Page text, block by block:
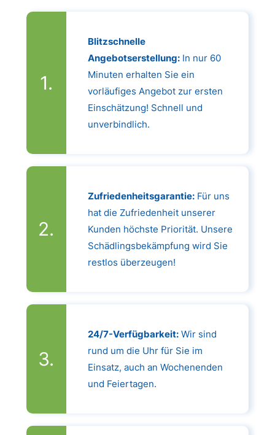
Blitzschnelle
Angebotserstellung:In nur 60
Minuten erhalten Sie ein
vorläufiges Angebot zur ersten
Einschätzung! Schnell und
unverbindlich.
Zufriedenheitsgarantie:Für uns
hat die Zufriedenheit unserer
Kunden höchste Priorität. Unsere
Schädlingsbekämpfung wird Sie
restlos überzeugen!
24/7-Verfügbarkeit:Wir sind
rund um die Uhr für Sie im
Einsatz, auch an Wochenenden
und Feiertagen.